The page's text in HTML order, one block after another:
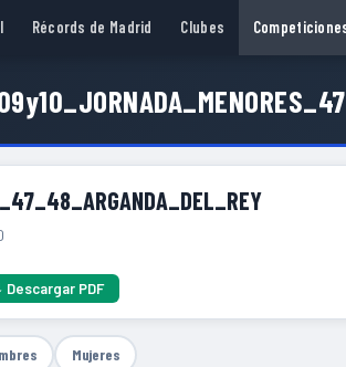
Récords de Madrid Clubes
Descargar PDF
Mujeres